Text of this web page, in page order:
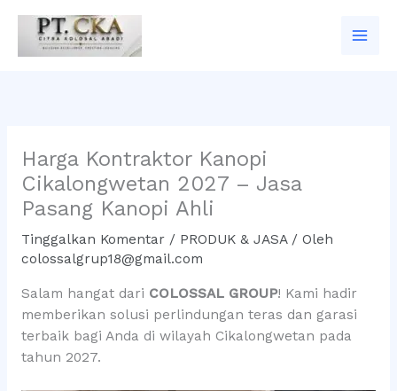
konten
Harga Kontraktor Kanopi
Cikalongwetan 2027 – Jasa
Pasang Kanopi Ahli
Tinggalkan Komentar / PRODUK & JASA/ Oleh
colossalgrup18@gmail.com
Salam hangat dari COLOSSAL GROUP! Kami hadir
memberikan solusi perlindungan teras dan garasi
terbaik bagi Anda di wilayah Cikalongwetan pada
tahun 2027.